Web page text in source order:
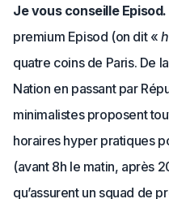
Je vous conseille Episod.
premium Episod (on dit «
quatre coins de Paris. De
Nation en passant par
minimalistes proposent
horaires hyper pratiques
(avant 8h le matin, après
qu’assurent un squad de